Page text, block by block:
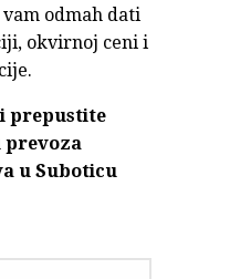
odmah dati
okvirnoj ceni i
prepustite
u Suboticu